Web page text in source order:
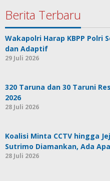
Berita Terbaru
Wakapolri Harap KBPP Polri
dan Adaptif
29 Juli 2026
320 Taruna dan 30 Taruni
2026
28 Juli 2026
Koalisi Minta CCTV hingga
Sutrimo Diamankan, Ada
28 Juli 2026